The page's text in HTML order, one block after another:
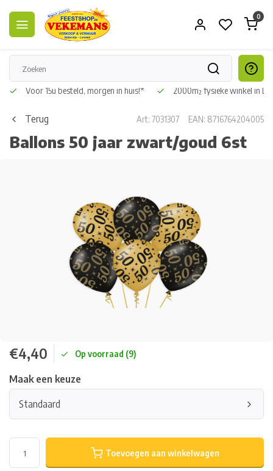
0
Voor 15u besteld, morgen in huis!* 2000m² fysieke winkel in
Terug Art: 7031307 EAN: 8716764204005
Ballons 50 jaar zwart/goud 6st
€4,40 Op voorraad (9)
Maak een keuze
Standaard
Toevoegen aan winkelwagen